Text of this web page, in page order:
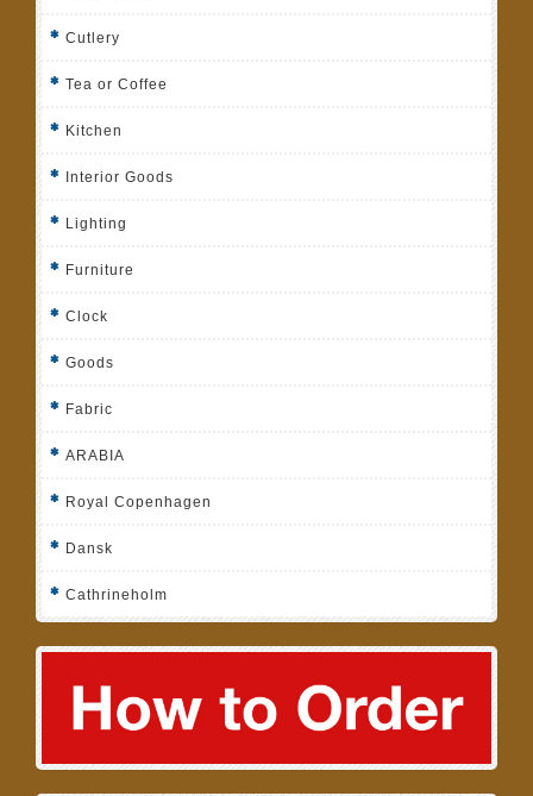
Cutlery
Tea or Coffee
Kitchen
Interior Goods
Lighting
Furniture
Clock
Goods
Fabric
ARABIA
Royal Copenhagen
Dansk
Cathrineholm